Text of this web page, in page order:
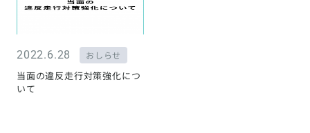
2022.6.28 おしらせ
当面の違反走行対策強化につ
いて